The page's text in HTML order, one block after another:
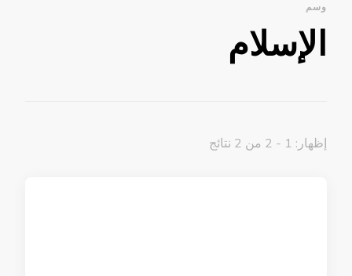
وسم
الإسلام
إظهار: 1 - 2 من 2 نتائج